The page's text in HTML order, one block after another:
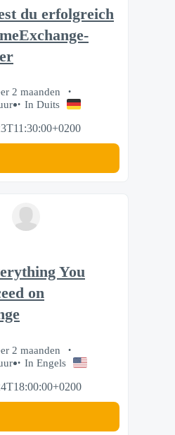
du erfolgreich
2 maanden
In Duits
You
on
2 maanden
In Engels